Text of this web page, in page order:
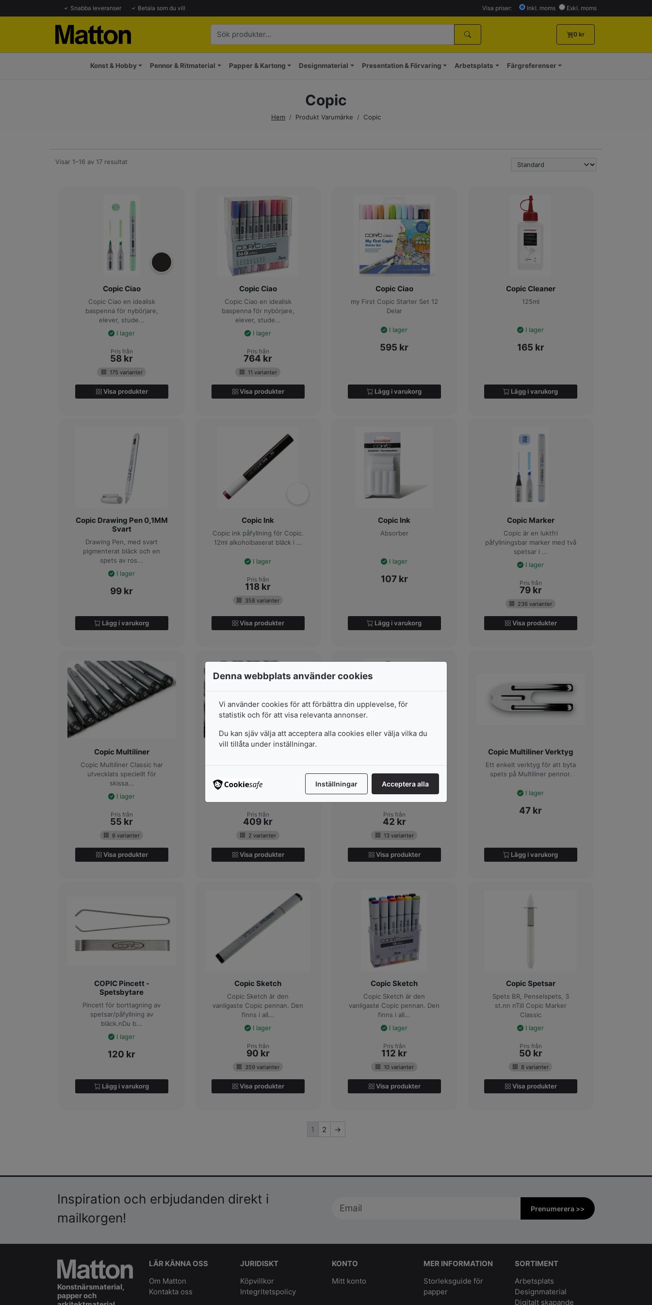
Snabba leveranser Betala som du vill Visa priser: Inkl. moms Exkl. moms
0 kr
Konst & Hobby Pennor & Ritmaterial Papper & Kartong Designmaterial Presentation & Förvaring Arbetsplats Färgreferenser
Copic
Hem / Produkt Varumärke / Copic
Visar 1–16 av 17 resultat
Copic Ciao
Copic Ciao en idealisk
baspenna för nybörjare,
elever, stude...
I lager
Pris från
58 kr
175 varianter
Visa produkter
Copic Ciao
Copic Ciao en idealisk
baspenna för nybörjare,
elever, stude...
I lager
Pris från
764 kr
11 varianter
Visa produkter
Copic Ciao
my First Copic Starter Set 12
Delar
I lager
595 kr
Lägg i varukorg
Copic Cleaner
125ml
I lager
165 kr
Lägg i varukorg
Copic Drawing Pen 0,1MM
Svart
Drawing Pen, med svart
pigmenterat bläck och en
spets av ros...
I lager
99 kr
Lägg i varukorg
Copic Ink
Copic ink påfyllning för Copic.
12ml alkoholbaserat bläck i ...
I lager
Pris från
118 kr
358 varianter
Visa produkter
Copic Ink
Absorber
I lager
107 kr
Lägg i varukorg
Copic Marker
Copic är en luktfri
påfyllningsbar marker med två
spetsar i ...
I lager
Pris från
79 kr
236 varianter
Visa produkter
Copic Multiliner
Copic Multiliner Classic har
utvecklats speciellt för
skissa...
I lager
Pris från
55 kr
6 varianter
Visa produkter
Copic Multiliner Classic har
skissa...
Pris från
409 kr
2 varianter
Visa produkter
Multiliner SP är ett skriv- och
ritinstrument som elegant
ko...
I lager
Pris från
42 kr
13 varianter
Visa produkter
Copic Multiliner Verktyg
Ett enkelt verktyg för att byta
spets på Multiliner pennor.
I lager
47 kr
Lägg i varukorg
COPIC Pincett -
Spetsbytare
Pincett för borttagning av
spetsar/påfyllning av
bläck.nDu b...
I lager
120 kr
Lägg i varukorg
Copic Sketch
Copic Sketch är den
vanligaste Copic pennan. Den
finns i all...
I lager
Pris från
90 kr
359 varianter
Visa produkter
Copic Sketch
Copic Sketch är den
vanligaste Copic pennan. Den
finns i all...
I lager
Pris från
112 kr
10 varianter
Visa produkter
Copic Spetsar
Spets BR, Penselspets, 3
st.nn nTill Copic Marker
Classic
I lager
Pris från
50 kr
8 varianter
Visa produkter
1 2 →
Inspiration och erbjudanden direkt i
mailkorgen!
Prenumerera >>
Konstnärsmaterial,
papper och
LÄR KÄNNA OSS
Om Matton
Kontakta oss
JURIDISKT
Köpvillkor
Integritetspolicy
KONTO
Mitt konto
MER INFORMATION
Storleksguide för
papper
SORTIMENT
Arbetsplats
Designmaterial
Digitalt skapande
Denna webbplats använder cookies
Vi använder cookies för att förbättra din upplevelse, för
statistik och för att visa relevanta annonser.
Du kan sjäv välja att acceptera alla cookies eller välja vilka du
vill tillåta under inställningar.
Inställningar Acceptera alla